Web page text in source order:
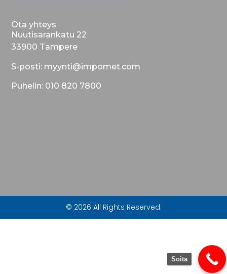
Ota yhteys
Nuutisarankatu 22
33900 Tampere
S-posti: myynti@impomet.com
Puhelin: 010 820 7800
© 2026 All Rights Reserved.
Soita